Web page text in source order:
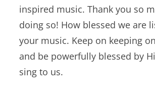
inspired music. Thank you so
doing so! How blessed we are
your music. Keep on keeping
and be powerfully blessed by
sing to us.